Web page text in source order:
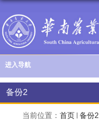
进入导航
备份2
当前位置： 首页 备份2